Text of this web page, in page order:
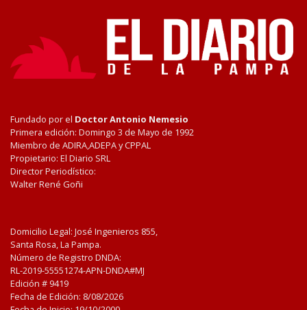
Fundado por el Doctor Antonio Nemesio
Primera edición: Domingo 3 de Mayo de 1992
Miembro de ADIRA,ADEPA y CPPAL
Propietario: El Diario SRL
Director Periodístico:
Walter René Goñi
Domicilio Legal: José Ingenieros 855,
Santa Rosa, La Pampa.
Número de Registro DNDA:
RL-2019-55551274-APN-DNDA#MJ
Edición # 9419
Fecha de Edición: 8/08/2026